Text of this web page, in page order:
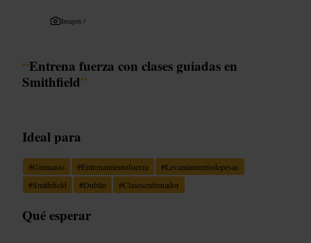
Imagen /
“Entrena fuerza con clases guiadas en
Smithfield”
Ideal para
#Gimnasio #Entrenamientofuerza #Levantamientodepesas
#Smithfield #Dublín #Clasesentrenador
Qué esperar